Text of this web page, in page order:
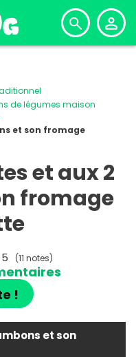
de légumes maison
et son fromage
et aux 2
fromage
(11 notes)
!
et son